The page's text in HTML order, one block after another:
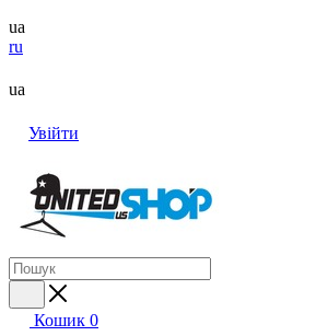
ua
ru
ua
Увійти
Кошик 0